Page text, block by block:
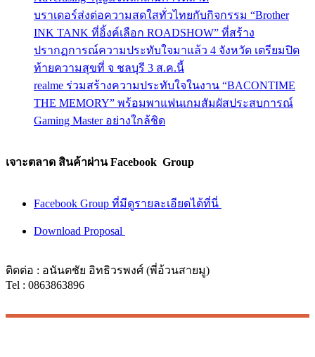
บราเดอร์ส่งต่อความสดใสทั่วไทยกับกิจกรรม “Brother
INK TANK ที่อิ้งค์เลือก ROADSHOW” ที่สร้าง
ปรากฏการณ์ความประทับใจมาแล้ว 4 จังหวัด เตรียมปิด
ท้ายความสุขที่ จ ชลบุรี 3 ส.ค.นี้
realme ร่วมสร้างความประทับใจในงาน “BACONTIME
THE MEMORY” พร้อมพาแฟนเกมสัมผัสประสบการณ์
Gaming Master อย่างใกล้ชิด
เจาะตลาด สินค้าผ่าน Facebook Group
Facebook Group ที่มีดูรายละเอียดได้ที่นี่
Download Proposal
ติดต่อ : อนันตชัย อิทธิวรพงศ์ (พี่อ้วนสายมู)
Tel : 0863863896